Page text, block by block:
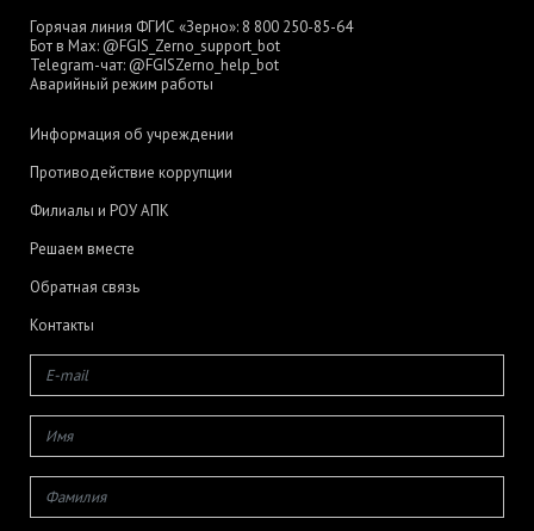
Горячая линия ФГИС «Зерно»: 8 800 250-85-64
Бот в Max: @FGIS_Zerno_support_bot
Telegram-чат: @FGISZerno_help_bot
Аварийный режим работы
Информация об учреждении
Противодействие коррупции
Филиалы и РОУ АПК
Решаем вместе
Обратная связь
Контакты